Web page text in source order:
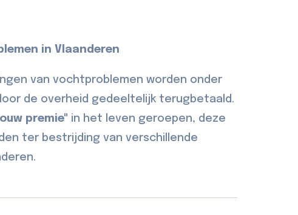
in Vlaanderen
van vochtproblemen worden onder
de overheid gedeeltelijk terugbetaald.
premie" in het leven geroepen, deze
ter bestrijding van verschillende